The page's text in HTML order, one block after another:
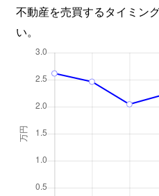
不動産を売買するタイミン
い。